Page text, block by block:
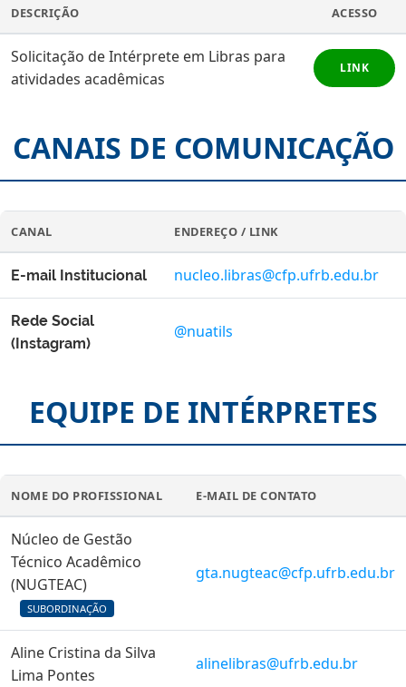
DESCRIÇÃO ACESSO
Solicitação de Intérprete em Libras para
atividades acadêmicas
LINK
CANAIS DE COMUNICAÇÃO
CANAL ENDEREÇO / LINK
E-mail Institucional nucleo.libras@cfp.ufrb.edu.br
Rede Social
(Instagram)
@nuatils
EQUIPE DE INTÉRPRETES
NOME DO PROFISSIONAL E-MAIL DE CONTATO
Núcleo de Gestão
Técnico Acadêmico
(NUGTEAC)
SUBORDINAÇÃO
gta.nugteac@cfp.ufrb.edu.br
Aline Cristina da Silva
Lima Pontes
alinelibras@ufrb.edu.br